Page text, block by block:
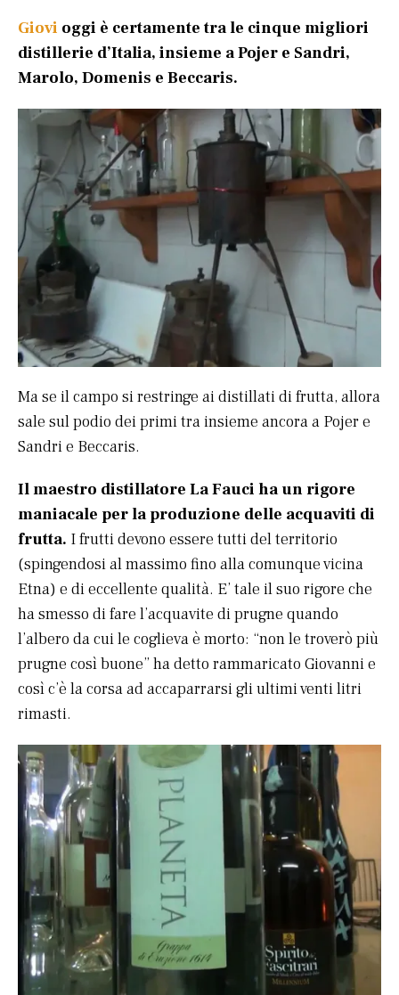
Giovi oggi è certamente tra le cinque migliori
distillerie d’Italia, insieme a Pojer e Sandri,
Marolo, Domenis e Beccaris.
Ma se il campo si restringe ai distillati di frutta, allora
sale sul podio dei primi tra insieme ancora a Pojer e
Sandri e Beccaris.
Il maestro distillatore La Fauci ha un rigore
maniacale per la produzione delle acquaviti di
frutta. I frutti devono essere tutti del territorio
(spingendosi al massimo fino alla comunque vicina
Etna) e di eccellente qualità. E’ tale il suo rigore che
ha smesso di fare l’acquavite di prugne quando
l’albero da cui le coglieva è morto: “non le troverò più
prugne così buone” ha detto rammaricato Giovanni e
così c’è la corsa ad accaparrarsi gli ultimi venti litri
rimasti.